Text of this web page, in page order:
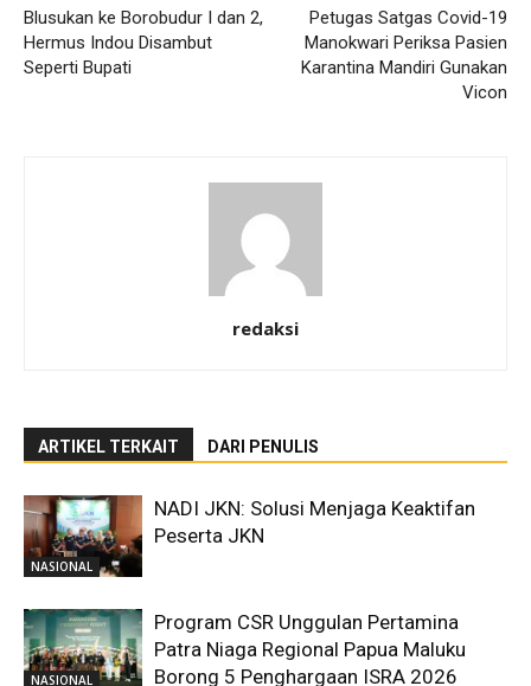
Blusukan ke Borobudur I dan 2,
Hermus Indou Disambut
Seperti Bupati
Petugas Satgas Covid-19
Manokwari Periksa Pasien
Karantina Mandiri Gunakan
Vicon
redaksi
ARTIKEL TERKAIT DARI PENULIS
NASIONAL
NADI JKN: Solusi Menjaga Keaktifan
Peserta JKN
NASIONAL
Program CSR Unggulan Pertamina
Patra Niaga Regional Papua Maluku
Borong 5 Penghargaan ISRA 2026